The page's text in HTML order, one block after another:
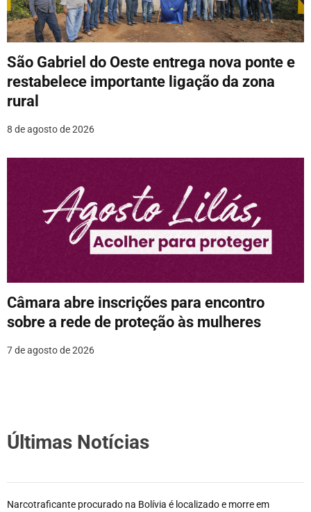
São Gabriel do Oeste entrega nova ponte e
restabelece importante ligação da zona
rural
8 de agosto de 2026
Câmara abre inscrições para encontro
sobre a rede de proteção às mulheres
7 de agosto de 2026
Últimas Notícias
Narcotraficante procurado na Bolívia é localizado e morre em